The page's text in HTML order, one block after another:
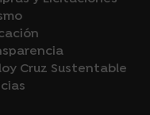
Cruz Sustentable